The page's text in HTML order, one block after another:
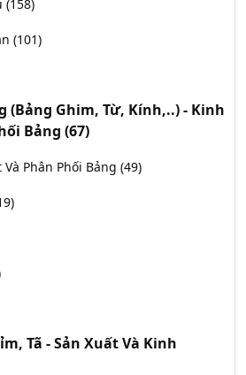
(158)
(101)
(Bảng Ghim, Từ, Kính,..) - Kinh
Bảng (67)
Phân Phối Bảng (49)
Tã - Sản Xuất Và Kinh